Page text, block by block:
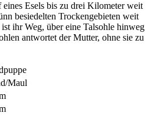
eines Esels bis zu drei Kilometer weit
besiedelten Trockengebieten weit
ihr Weg, über eine Talsohle hinweg
antwortet der Mutter, ohne sie zu
Maul